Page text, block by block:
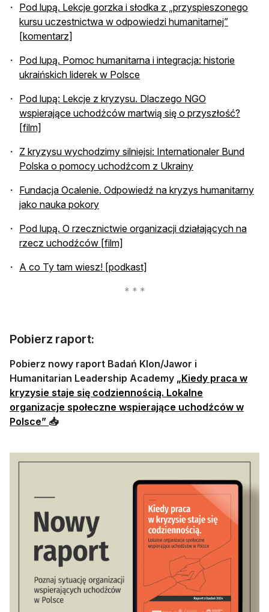
Pod lupą. Lekcje gorzka i słodka z „przyspieszonego
kursu uczestnictwa w odpowiedzi humanitarnej”
[komentarz]
Pod lupą. Pomoc humanitarna i integracja: historie
ukraińskich liderek w Polsce
Pod lupą: Lekcje z kryzysu. Dlaczego NGO
wspierające uchodźców martwią się o przyszłość?
[film]
Z kryzysu wychodzimy silniejsi: Internationaler Bund
Polska o pomocy uchodźcom z Ukrainy
Fundacja Ocalenie. Odpowiedź na kryzys humanitarny
jako nauka pokory
Pod lupą. O rzecznictwie organizacji działających na
rzecz uchodźców [film]
A co Ty tam wiesz! [podkast]
Pobierz raport:
Pobierz nowy raport Badań Klon/Jawor i
Humanitarian Leadership Academy „Kiedy praca w
kryzysie staje się codziennością. Lokalne
organizacje społeczne wspierające uchodźców w
Polsce” 📥